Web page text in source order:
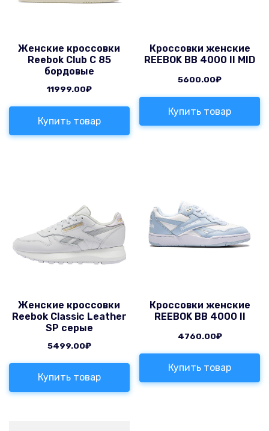
Женские кроссовки
Reebok Club C 85
бордовые
11999.00₽
Купить товар
Кроссовки женские
REEBOK BB 4000 II MID
5600.00₽
Купить товар
Женские кроссовки
Reebok Classic Leather
SP серые
5499.00₽
Купить товар
Кроссовки женские
REEBOK BB 4000 II
4760.00₽
Купить товар